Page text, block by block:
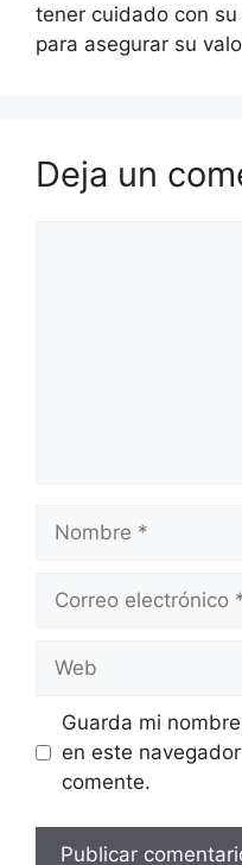
tener cuidado con
para asegurar su
Deja un
electrónico
Guarda mi
en este
comente.